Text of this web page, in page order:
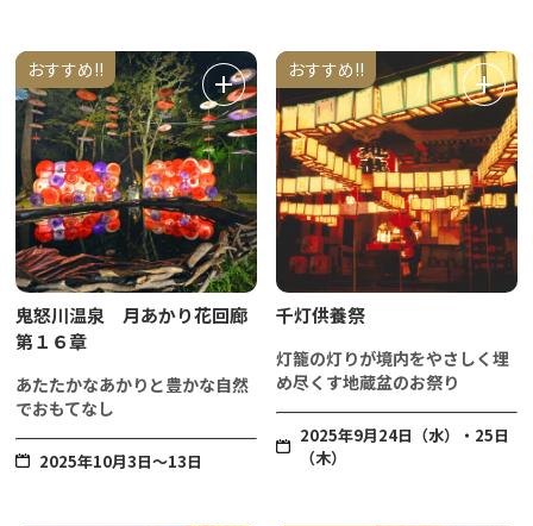
おすすめ!!
鬼怒川温泉 月あかり花回廊
第１６章
あたたかなあかりと豊かな自然
でおもてなし
2025年10月3日～13日
おすすめ!!
千灯供養祭
灯籠の灯りが境内をやさしく埋
め尽くす地蔵盆のお祭り
2025年9月24日（水）・25日
（木）